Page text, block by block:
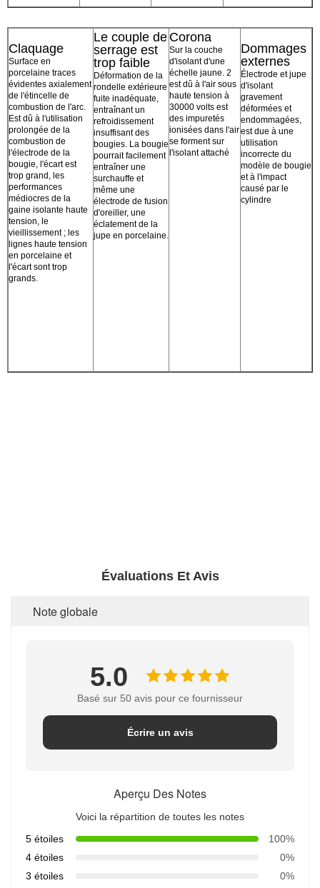
Claquage
Surface en
porcelaine traces
évidentes axialement
de l'étincelle de
combustion de l'arc.
Est dû à l'utilisation
prolongée de la
combustion de
l'électrode de la
bougie, l'écart est
trop grand, les
performances
médiocres de la
gaine isolante haute
tension, le
vieillissement ; les
lignes haute tension
en porcelaine et
l'écart sont trop
grands.
Le couple de
serrage est
trop faible
Déformation de la
rondelle extérieure
fuite inadéquate,
entraînant un
refroidissement
insuffisant des
bougies. La bougie
pourrait facilement
entraîner une
surchauffe et
même une
électrode de fusion
d'oreiller, une
éclatement de la
jupe en porcelaine.
Corona
Sur la couche
d'isolant d'une
échelle jaune. 2
est dû à l'air sous
haute tension à
30000 volts est
des impuretés
ionisées dans l'air
se forment sur
l'isolant attaché
Dommages
externes
Électrode et jupe
d'isolant
gravement
déformées et
endommagées,
est due à une
utilisation
incorrecte du
modèle de bougie
et à l'impact
causé par le
cylindre
Évaluations Et Avis
Note globale
5.0
Basé sur 50 avis pour ce fournisseur
Écrire un avis
Aperçu Des Notes
Voici la répartition de toutes les notes
5 étoiles
100%
4 étoiles
0%
3 étoiles
0%